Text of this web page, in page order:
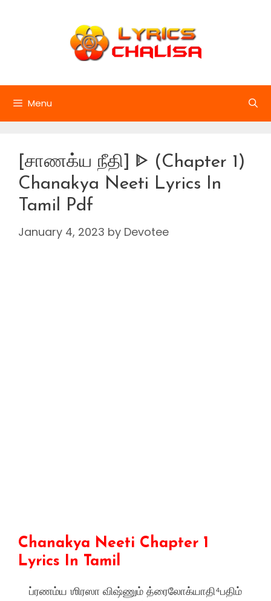
Menu
[சாணக்ய நீதி] ᐈ (Chapter 1)
Chanakya Neeti Lyrics In
Tamil Pdf
January 4, 2023 by Devotee
Chanakya Neeti Chapter 1
Lyrics In Tamil
ப்ரணம்ய ஶிரஸா விஷ்ணும் த்ரைலோக்யாதி⁴பதிம்